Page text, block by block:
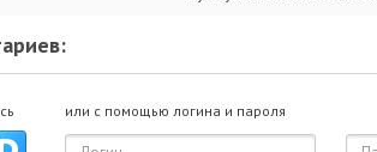
или с помощью логина и пароля